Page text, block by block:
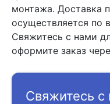
монтажа. Доставка
осуществляется по
Свяжитесь с нами
оформите заказ
Свяжитесь с